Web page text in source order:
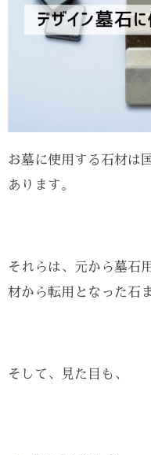
お墓に使用する石材は
あります。
それらは、元から墓石
材から転用となった石
そして、見た目も、